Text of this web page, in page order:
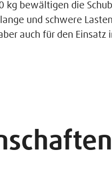
kg bewältigen die
und schwere
auch für den